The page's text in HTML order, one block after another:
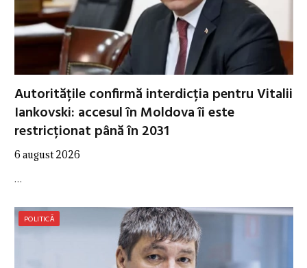
Autoritățile confirmă interdicția pentru Vitalii
Iankovski: accesul în Moldova îi este
restricționat până în 2031
6 august 2026
…
POLITICĂ